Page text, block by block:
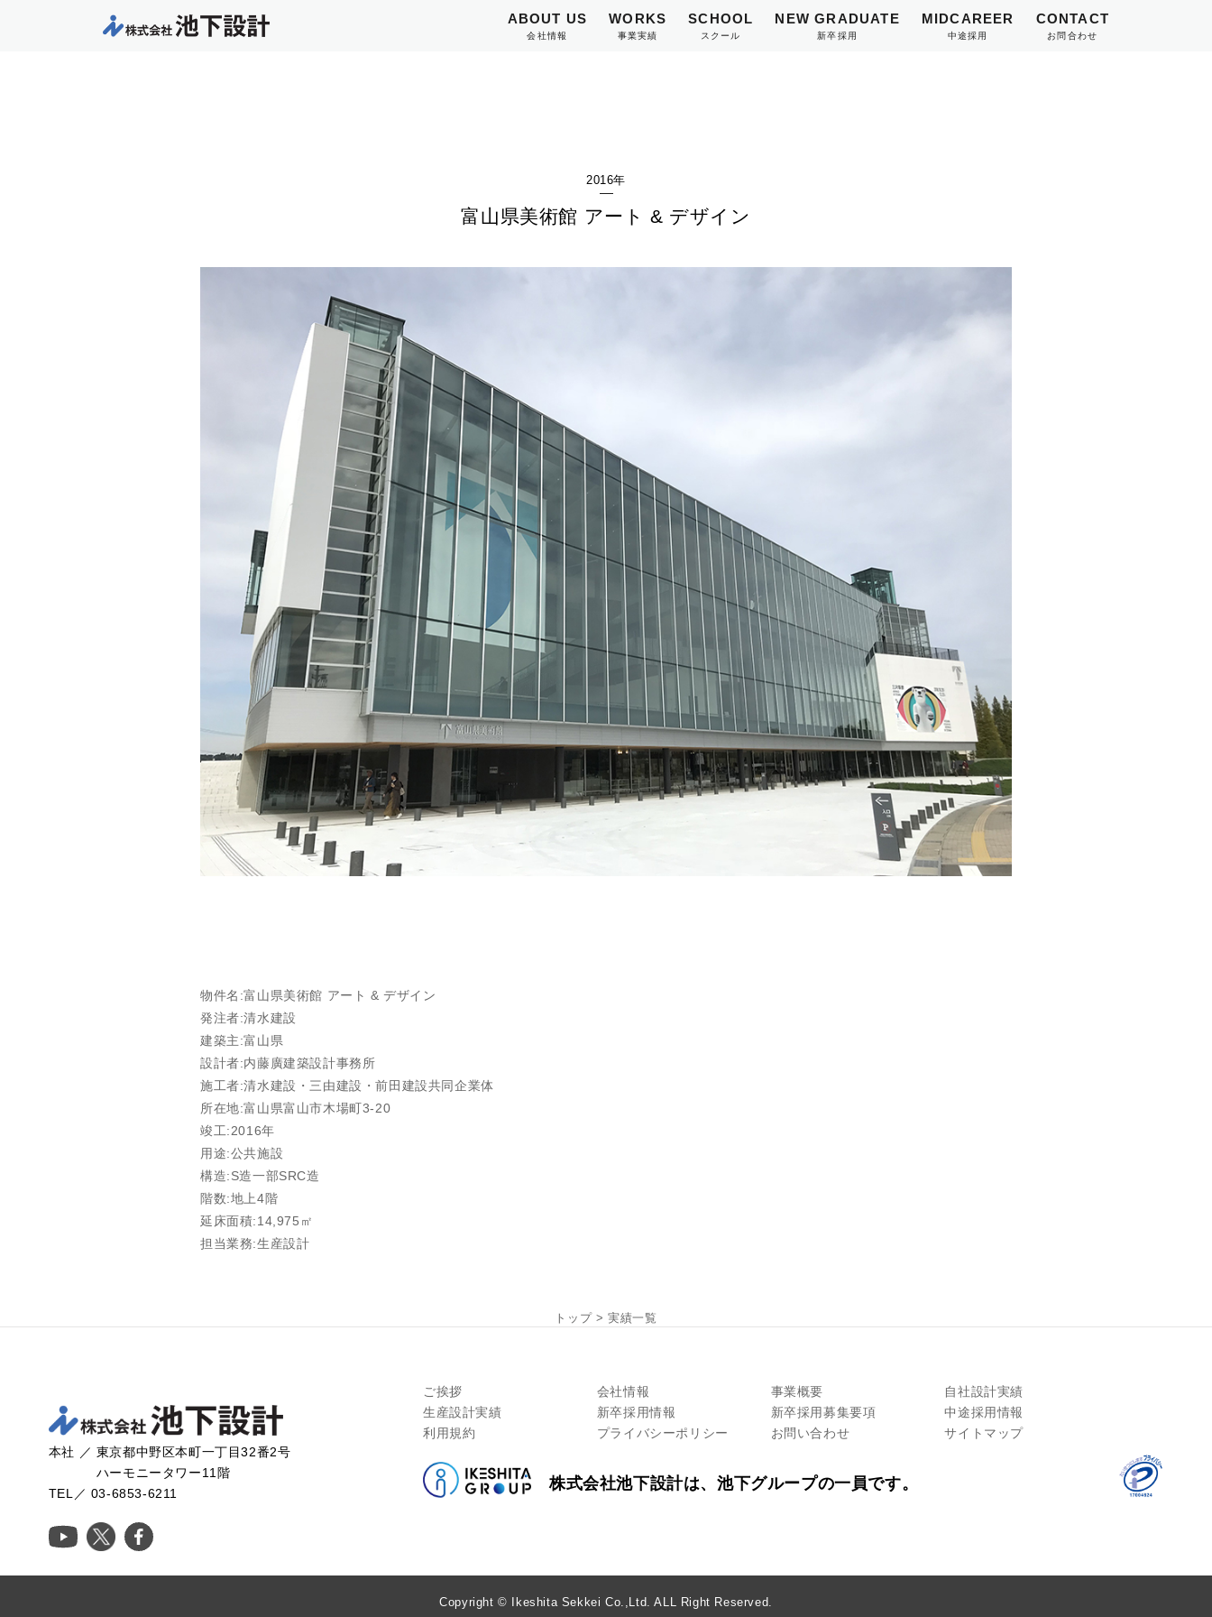
ABOUT US
会社情報
WORKS
事業実績
SCHOOL
スクール
NEW GRADUATE
新卒採用
MIDCAREER
中途採用
CONTACT
お問合わせ
2016年
富山県美術館 アート & デザイン
物件名:富山県美術館 アート & デザイン
発注者:清水建設
建築主:富山県
設計者:内藤廣建築設計事務所
施工者:清水建設・三由建設・前田建設共同企業体
所在地:富山県富山市木場町3-20
竣工:2016年
用途:公共施設
構造:S造一部SRC造
階数:地上4階
延床面積:14,975㎡
担当業務:生産設計
トップ > 実績一覧
本社 ／ 東京都中野区本町一丁目32番2号
ハーモニータワー11階
TEL／ 03-6853-6211
ご挨拶 会社情報 事業概要
自社設計実績
生産設計実績
新卒採用情報 新卒採用募集要項
中途採用情報
利用規約
プライバシーポリシー お問い合わせ サイトマップ
株式会社池下設計は、池下グループの一員です。
Copyright © Ikeshita Sekkei Co.,Ltd. ALL Right Reserved.